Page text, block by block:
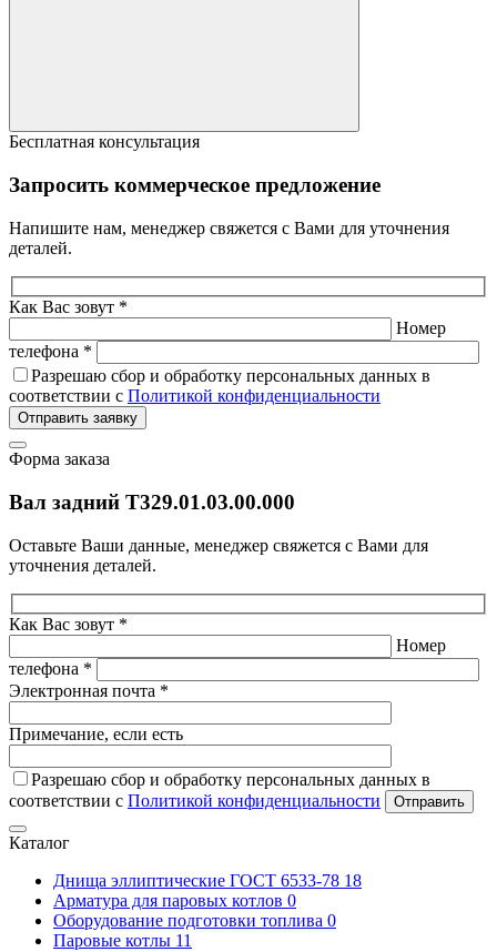
Бесплатная консультация
Запросить коммерческое предложение
Напишите нам, менеджер свяжется с Вами для уточнения
деталей.
Как Вас зовут *
Номер
телефона *
Разрешаю сбор и обработку персональных данных в
соответствии с Политикой конфиденциальности
Отправить заявку
Форма заказа
Вал задний Т329.01.03.00.000
Оставьте Ваши данные, менеджер свяжется с Вами для
уточнения деталей.
Как Вас зовут *
Номер
телефона *
Электронная почта *
Примечание, если есть
Разрешаю сбор и обработку персональных данных в
соответствии с Политикой конфиденциальности Отправить
Каталог
Днища эллиптические ГОСТ 6533-78 18
Арматура для паровых котлов 0
Оборудование подготовки топлива 0
Паровые котлы 11